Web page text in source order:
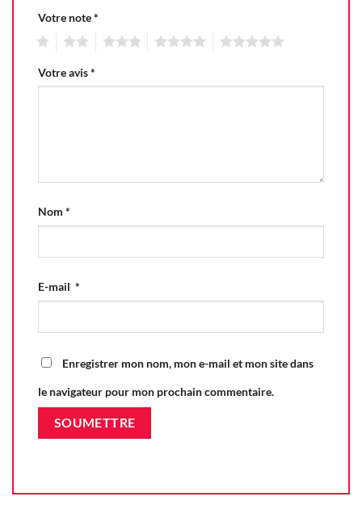
Votre note*
Votre avis*
Nom *
E-mail *
Enregistrer mon nom, mon e-mail et mon site dans
le navigateur pour mon prochain commentaire.